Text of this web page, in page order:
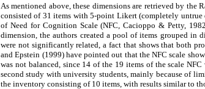
As mentioned above, these dimensions are retrieved by
consisted of 31 items with 5-point Likert (completely
of Need for Cognition Scale (NFC, Cacioppo & Petty,
dimension, the authors created a pool of items grouped
were not significantly related, a fact that shows that both
and Epstein (1999) have pointed out that the NFC scale
was not balanced, since 14 of the 19 items of the scale
second study with university students, mainly because of
the inventory consisting of 10 items, with results similar to